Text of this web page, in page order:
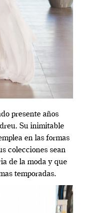
presente años
Su inimitable
en las formas
colecciones sean
de la moda y que
temporadas.